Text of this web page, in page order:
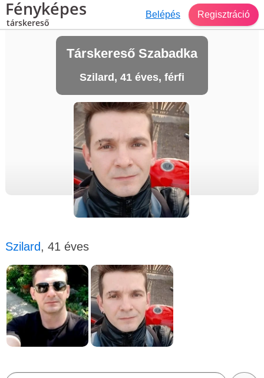
Fényképes
társkereső
Belépés Regisztráció
Társkereső Szabadka
Szilard, 41 éves, férfi
Szilard, 41 éves